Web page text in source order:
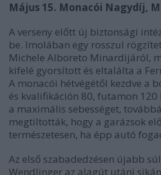
Május 15. Monacói Nagydíj,
A verseny előtt új biztonsági
be. Imolában egy rosszul
Michele Alboreto Minardijáról,
kifelé gyorsított és eltalálta a
A monacói hétvégétől kezdve a
és kvalifikáción 80, futamon
a maximális sebességet,
megtiltották, hogy a garázsok
természetesen, ha épp autó
Az első szabadedzésen újabb
Wendlinger az alagút utáni